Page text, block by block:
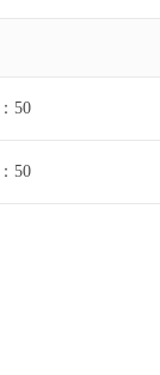
50
50